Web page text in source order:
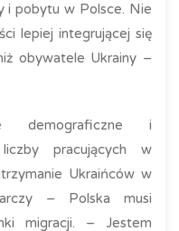
i pobytu w Polsce. Nie
lepiej integrującej się
obywatele Ukrainy –
demograficzne i
liczby pracujących w
Ukraińców w
– Polska musi
migracji. – Jestem